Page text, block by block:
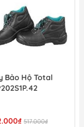
Bảo Hộ Total
517.000₫